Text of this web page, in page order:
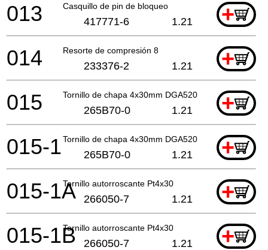
Casquillo de pin de bloqueo +
013 417771-6 1.21
Resorte de compresión 8 +
014 233376-2 1.21
Tornillo de chapa 4x30mm DGA520 +
015 265B70-0 1.21
Tornillo de chapa 4x30mm DGA520 +
015-1 265B70-0 1.21
Tornillo autorroscante Pt4x30 +
015-1A 266050-7 1.21
Tornillo autorroscante Pt4x30 +
015-1B 266050-7 1.21